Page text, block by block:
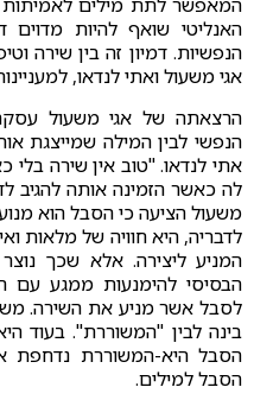
האנליטי שואף להיות
הנפשיות. דמיון זה בין שירה
אגי משעול ואתי לנדאו,
הרצאתה של אגי משעול
הנפשי לבין המילה שמייצגת
אתי לנדאו. "טוב אין שירה
לה כאשר הזמינה אותה להגיב
משעול הציעה כי הסבל הוא
לדבריה, היא חוויה של מלאות
המניע ליצירה. אלא שכך
הבסיסי להימנעות ממגע עם
לסבל אשר מניע את השירה.
בינה לבין "המשוררת". בעוד
הסבל היא-המשוררת נדחפת
הסבל למילים.